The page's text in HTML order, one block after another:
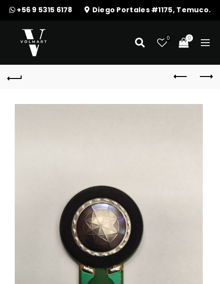
+56 9 5315 6178 Diego Portales #1175, Temuco.
0 0